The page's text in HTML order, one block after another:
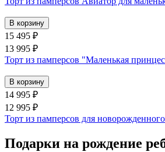
15 495 ₽
13 995 ₽
Торт из памперсов "Маленькая
14 995 ₽
12 995 ₽
Торт из памперсов для
Подарки на рождение